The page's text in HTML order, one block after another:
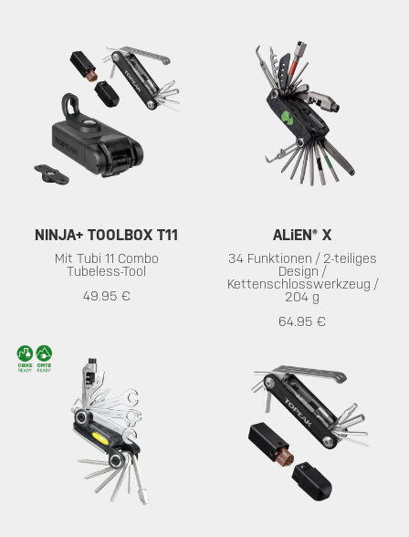
NINJA+ TOOLBOX T11
Mit Tubi 11 Combo
Tubeless-Tool
49.95 €
ALiEN® X
34 Funktionen / 2-teiliges
Design /
Kettenschlosswerkzeug /
204 g
64.95 €